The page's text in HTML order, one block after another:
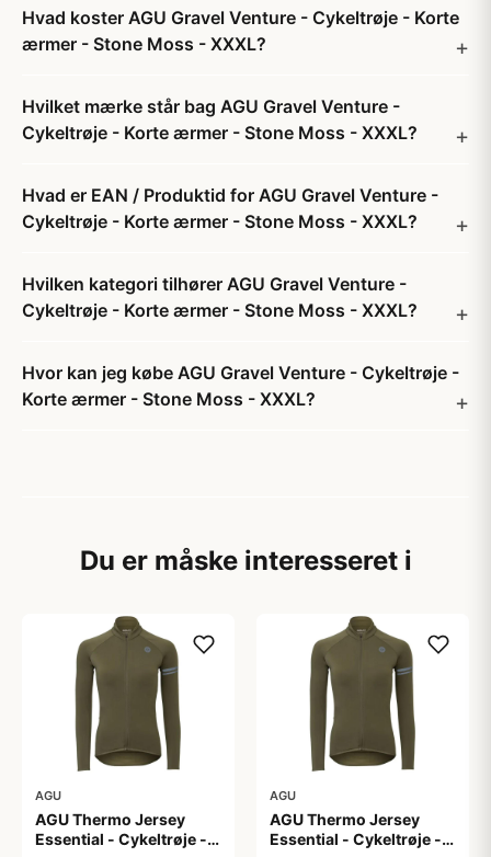
Hvad koster AGU Gravel Venture - Cykeltrøje - Korte
ærmer - Stone Moss - XXXL?
Hvilket mærke står bag AGU Gravel Venture -
Cykeltrøje - Korte ærmer - Stone Moss - XXXL?
Hvad er EAN / Produktid for AGU Gravel Venture -
Cykeltrøje - Korte ærmer - Stone Moss - XXXL?
Hvilken kategori tilhører AGU Gravel Venture -
Cykeltrøje - Korte ærmer - Stone Moss - XXXL?
Hvor kan jeg købe AGU Gravel Venture - Cykeltrøje -
Korte ærmer - Stone Moss - XXXL?
Du er måske interesseret i
AGU
AGU Thermo Jersey
Essential - Cykeltrøje -
AGU
AGU Thermo Jersey
Essential - Cykeltrøje -